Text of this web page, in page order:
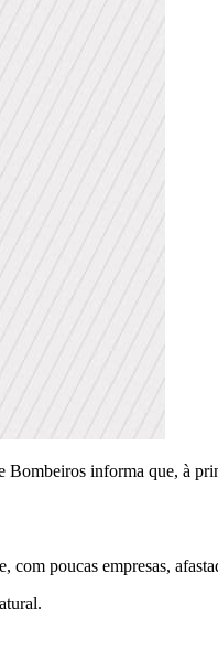
informa que, à
poucas empresas,